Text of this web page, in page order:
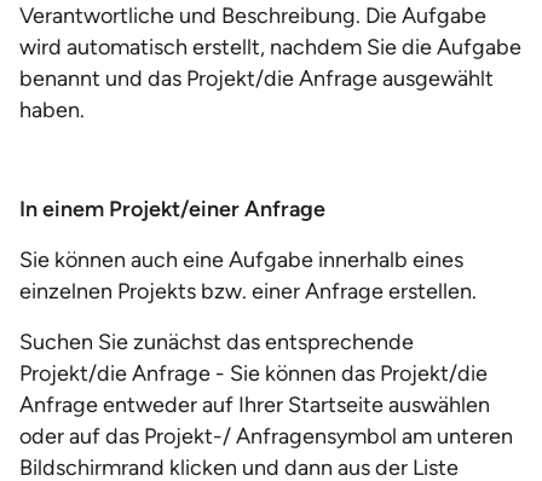
Verantwortliche und Beschreibung. Die Aufgabe
wird automatisch erstellt, nachdem Sie die Aufgabe
benannt und das Projekt/die Anfrage ausgewählt
haben.
In einem Projekt/einer Anfrage
Sie können auch eine Aufgabe innerhalb eines
einzelnen Projekts bzw. einer Anfrage erstellen.
Suchen Sie zunächst das entsprechende
Projekt/die Anfrage - Sie können das Projekt/die
Anfrage entweder auf Ihrer Startseite auswählen
oder auf das Projekt-/ Anfragensymbol am unteren
Bildschirmrand klicken und dann aus der Liste